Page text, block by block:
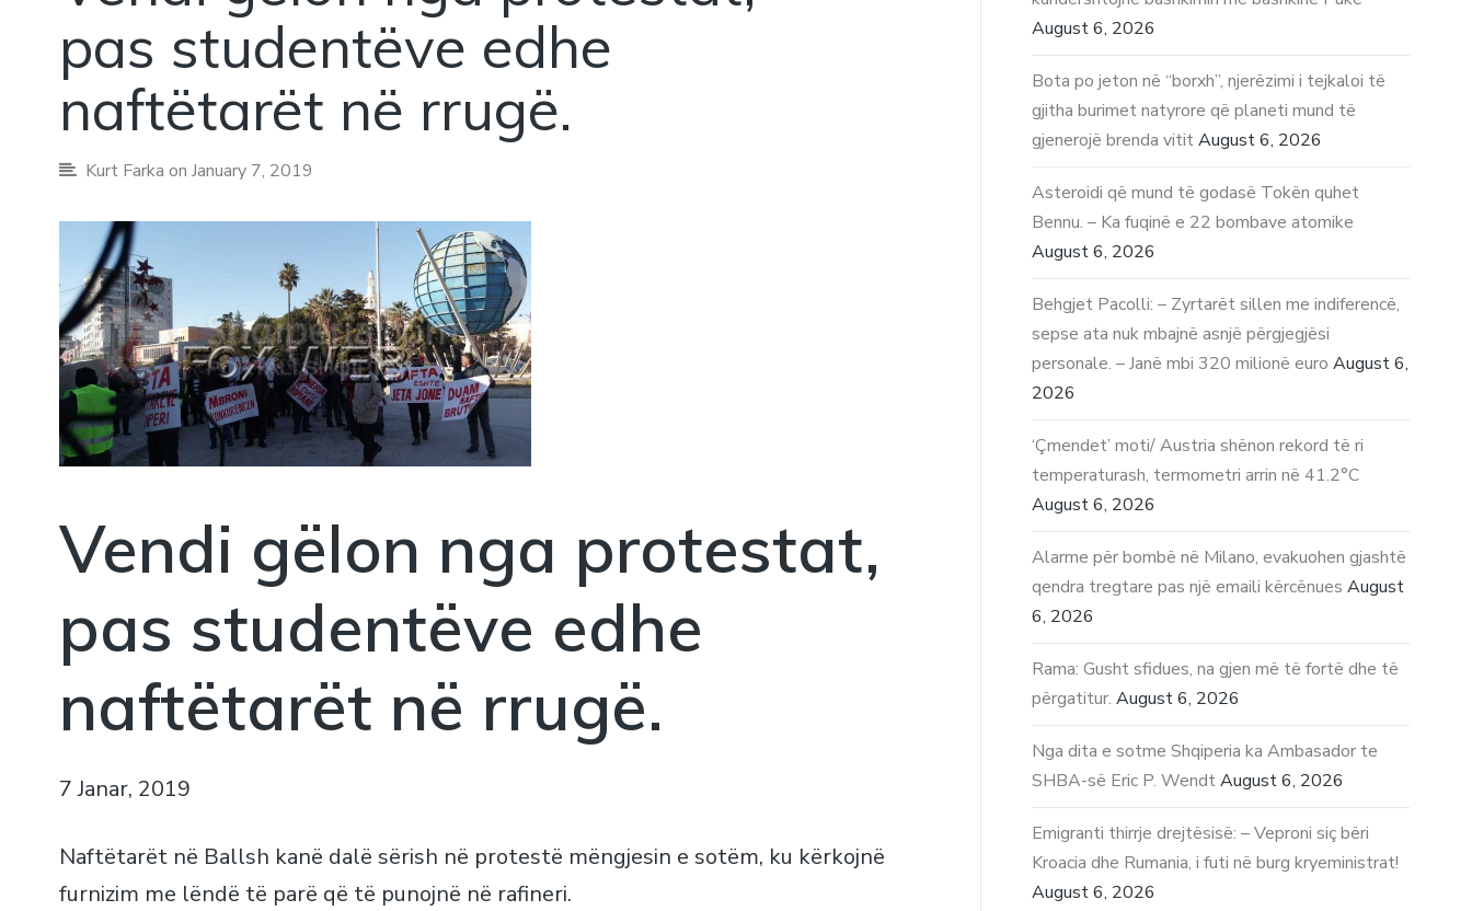
pas studentëve edhe
naftëtarët në rrugë.
Kurt Farka on January 7, 2019
Vendi gëlon nga protestat,
pas studentëve edhe
naftëtarët në rrugë.
7 Janar, 2019
Naftëtarët në Ballsh kanë dalë sërish në protestë mëngjesin e sotëm, ku kërkojnë
furnizim me lëndë të parë që të punojnë në rafineri.
August 6, 2026
Bota po jeton në “borxh”, njerëzimi i tejkaloi të
gjitha burimet natyrore që planeti mund të
gjenerojë brenda vitit August 6, 2026
Asteroidi që mund të godasë Tokën quhet
Bennu. – Ka fuqinë e 22 bombave atomike
August 6, 2026
Behgjet Pacolli: – Zyrtarët sillen me indiferencë,
sepse ata nuk mbajnë asnjë përgjegjësi
personale. – Janë mbi 320 milionë euro August 6,
2026
‘Çmendet’ moti/ Austria shënon rekord të ri
temperaturash, termometri arrin në 41.2°C
August 6, 2026
Alarme për bombë në Milano, evakuohen gjashtë
qendra tregtare pas një emaili kërcënues August
6, 2026
Rama: Gusht sfidues, na gjen më të fortë dhe të
përgatitur. August 6, 2026
Nga dita e sotme Shqiperia ka Ambasador te
SHBA-së Eric P. Wendt August 6, 2026
Emigranti thirrje drejtësisë: – Veproni siç bëri
Kroacia dhe Rumania, i futi në burg kryeministrat!
August 6, 2026